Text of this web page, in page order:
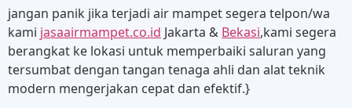
jangan panik jika terjadi air mampet segera telpon/wa
kami jasaairmampet.co.id Jakarta & Bekasi,kami segera
berangkat ke lokasi untuk memperbaiki saluran yang
tersumbat dengan tangan tenaga ahli dan alat teknik
modern mengerjakan cepat dan efektif.}